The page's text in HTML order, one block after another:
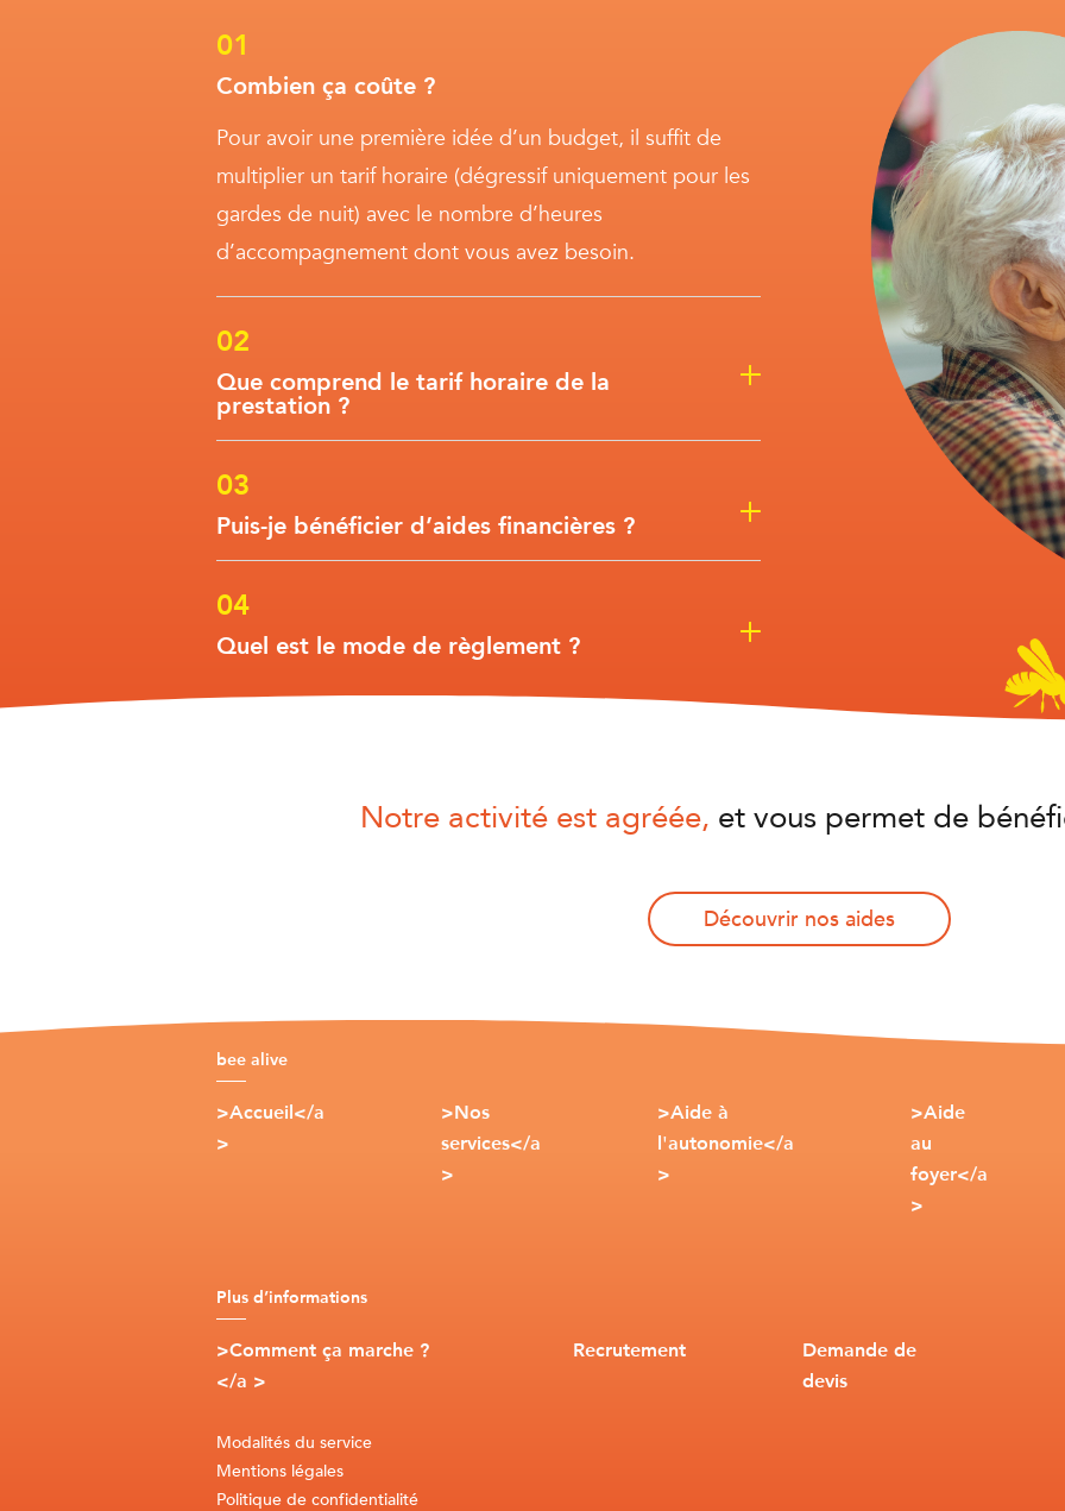
Combien ça coûte ?
Pour avoir une première idée d’un budget, il suffit de
multiplier un tarif horaire (dégressif uniquement pour les
gardes de nuit) avec le nombre d’heures
d’accompagnement dont vous avez besoin.
Que comprend le tarif horaire de la
prestation ?
Puis-je bénéficier d’aides financières ?
Quel est le mode de règlement ?
Notre activité est agréée, et vous permet de
Découvrir nos aides
bee alive
>Accueil</a
>
>Nos
services</a
>
>Aide à
l'autonomie</a
>
>Aide
au
foyer</a
>
Plus d’informations
>Comment ça marche ?
</a >
Recrutement
Demande de
devis
Modalités du service
Mentions légales
Politique de confidentialité